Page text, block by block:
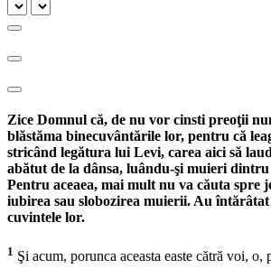
Zice Domnul că, de nu vor cinsti preoţii
blăstăma binecuvântările lor, pentru că
stricând legătura lui Levi, carea aici să
abătut de la dânsa, luându-şi muieri
Pentru aceaea, mai mult nu va căuta spre
iubirea sau slobozirea muierii. Au
cuvintele lor.
1 Şi acum, porunca aceasta easte cătră voi, o,